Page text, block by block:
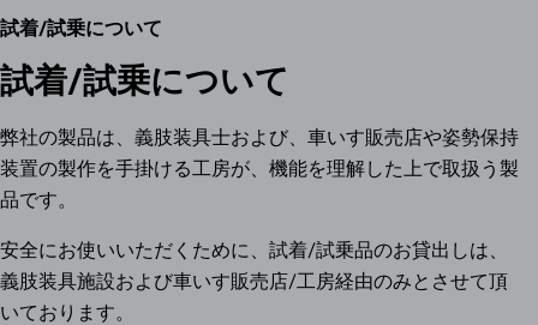
試着/試乗について
試着/試乗について
弊社の製品は、義肢装具士および、車いす販売店や姿勢保持
装置の製作を手掛ける工房が、機能を理解した上で取扱う製
品です。
安全にお使いいただくために、試着/試乗品のお貸出しは、
義肢装具施設および車いす販売店/工房経由のみとさせて頂
いております。